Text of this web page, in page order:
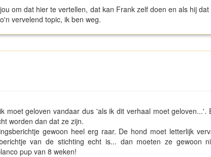
om dat hier te vertellen, dat kan Frank zelf doen en als hij
vervelend topic, ik ben weg.
moet geloven vandaar dus 'als ik dit verhaal moet geloven...'.
worden dan dat ze zijn.
gewoon heel erg raar. De hond moet letterlijk
van de stichting echt is... dan moeten ze gewoon
pup van 8 weken!